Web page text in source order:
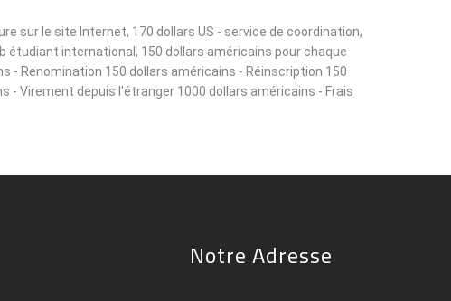
sur le site Internet, 170 dollars US - service de coordination,
étudiant international, 150 dollars américains pour chaque
- Renomination 150 dollars américains - Réinscription 150
Virement depuis l'étranger 1000 dollars américains - Frais
Notre Adresse